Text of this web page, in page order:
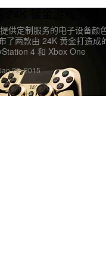
24K 镀金游戏手柄
供定制服务的电子设备颜
了两款由 24K 黄金打造成
4 和 Xbox One
22, 2015